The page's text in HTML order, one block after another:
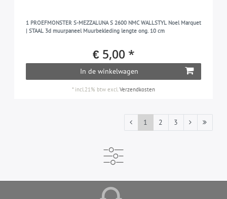
1 PROEFMONSTER S-MEZZALUNA S 2600 NMC WALLSTYL Noel Marquet
| STAAL 3d muurpaneel Muurbekleding lengte ong. 10 cm
€ 5,00 *
In de winkelwagen
* incl.21% btw excl. Verzendkosten
1 2 3